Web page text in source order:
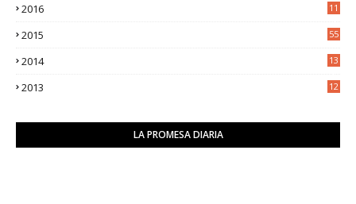
2016
11
2015 55
2014
13
2013
12
LA PROMESA DIARIA